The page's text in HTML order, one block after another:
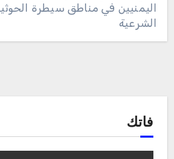
اليمنيين في مناطق سيطرة
الشرعية
فاتك